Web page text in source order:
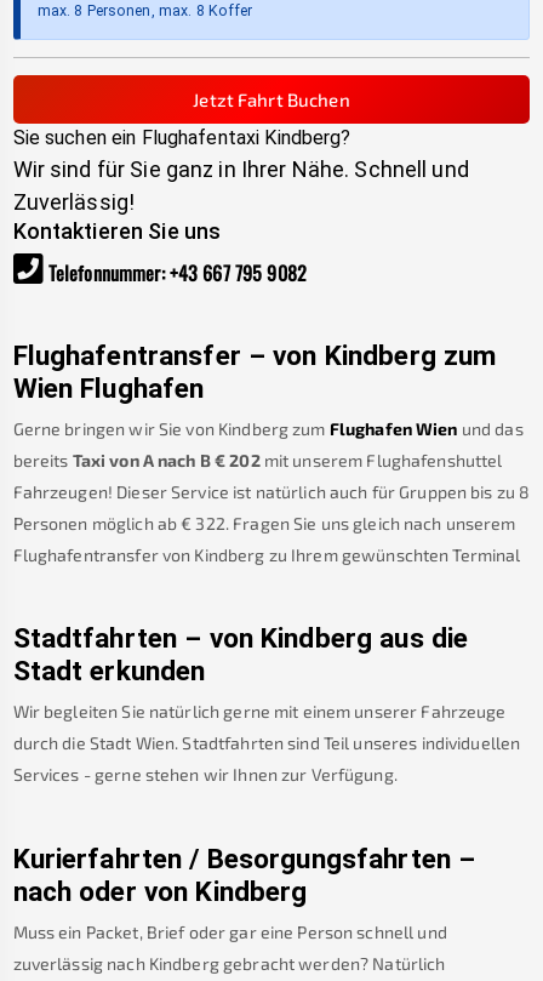
max. 8 Personen, max. 8 Koffer
Jetzt Fahrt Buchen
Sie suchen ein Flughafentaxi Kindberg?
Wir sind für Sie ganz in Ihrer Nähe. Schnell und
Zuverlässig!
Kontaktieren Sie uns
Telefonnummer:+43 667 795 9082
Flughafentransfer – von Kindberg zum
Wien Flughafen
Gerne bringen wir Sie von Kindbergzum Flughafen Wien und das
bereits Taxi von A nach B€202 mit unserem Flughafenshuttel
Fahrzeugen! Dieser Service ist natürlich auch für Gruppen bis zu 8
Personen möglich ab € 322. Fragen Sie uns gleich nach unserem
Flughafentransfer von Kindberg zu Ihrem gewünschten Terminal
Stadtfahrten – von Kindberg aus die
Stadt erkunden
Wir begleiten Sie natürlich gerne mit einem unserer Fahrzeuge
durch die Stadt Wien. Stadtfahrten sind Teil unseres individuellen
Services - gerne stehen wir Ihnen zur Verfügung.
Kurierfahrten / Besorgungsfahrten –
nach oder von Kindberg
Muss ein Packet, Brief oder gar eine Person schnell und
zuverlässig nach Kindberg gebracht werden? Natürlich